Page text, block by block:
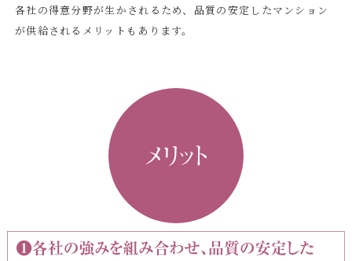
各社の得意分野が生かされるため、品質の安定したマンション
が供給されるメリットもあります。